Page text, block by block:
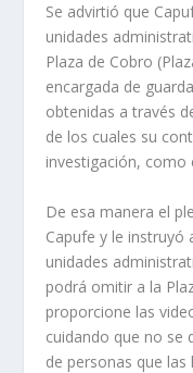
Se advirtió que
unidades
Plaza de Cobro
encargada de
obtenidas a través
de los cuales su
investigación, como
De esa manera el
Capufe y le instruyó
unidades
podrá omitir a la
proporcione las
cuidando que no se
de personas que